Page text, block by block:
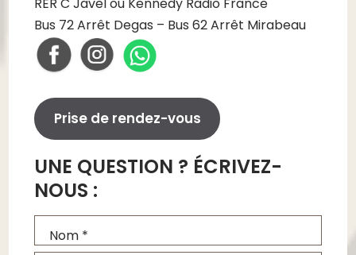
Bus 72 Arrêt Degas – Bus 62 Arrêt Mirabeau
Prise de rendez-vous
UNE QUESTION ? ÉCRIVEZ-
NOUS :